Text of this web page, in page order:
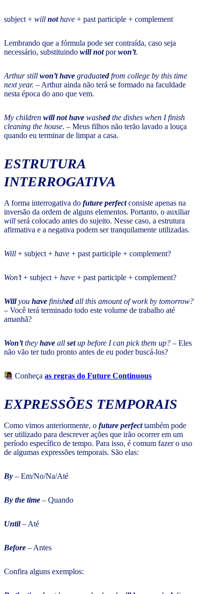
subject + will nothave + past participle + complement
Lembrando que a fórmula pode ser contraída, caso seja
necessário, substituindo will notporwon’t.
Arthur still won’t have graduatedfrom college by this time
next year. – Arthur ainda não terá se formado na faculdade
nesta época do ano que vem.
My children will not have washedthe dishes when I finish
cleaning the house. – Meus filhos não terão lavado a louça
quando eu terminar de limpar a casa.
ESTRUTURA
INTERROGATIVA
A forma interrogativa do future perfectconsiste apenas na
inversão da ordem de alguns elementos. Portanto, o auxiliar
will será colocado antes do sujeito. Nesse caso, a estrutura
afirmativa e a negativa podem ser tranquilamente utilizadas.
Will + subject + have + past participle + complement?
Won’t+ subject + have + past participle + complement?
Willyou have finishedall this amount of work by tomorrow?
– Você terá terminado todo este volume de trabalho até
amanhã?
Won’tthey have all setup before I can pick them up? – Eles
não vão ter tudo pronto antes de eu poder buscá-los?
Conheçaas regras do Future Continuous
EXPRESSÕES TEMPORAIS
Como vimos anteriormente, o future perfecttambém pode
ser utilizado para descrever ações que irão ocorrer em um
período específico de tempo. Para isso, é comum fazer o uso
de algumas expressões temporais. São elas:
By – Em/No/Na/Até
By the time – Quando
Until– Até
Before – Antes
Confira alguns exemplos: